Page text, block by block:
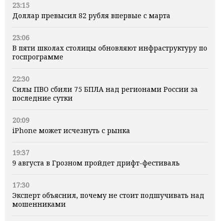
23:15
Доллар превысил 82 рубля впервые с марта
23:06
В пяти школах столицы обновляют инфраструктуру по
госпрограмме
22:30
Силы ПВО сбили 75 БПЛА над регионами России за
последние сутки
20:09
iPhone может исчезнуть с рынка
19:37
9 августа в Грозном пройдет дрифт-фестиваль
17:30
Эксперт объяснил, почему не стоит подшучивать над
мошенниками